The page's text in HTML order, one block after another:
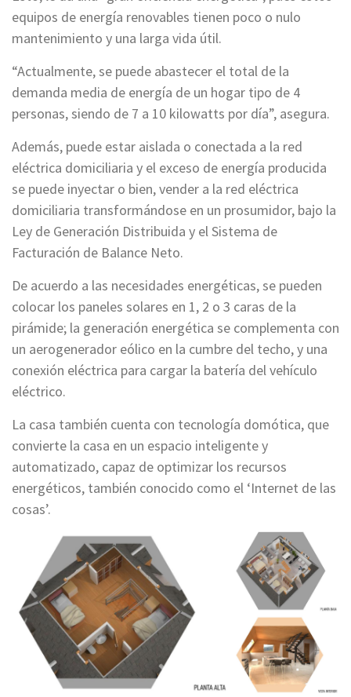
equipos de energía renovables tienen poco o nulo
mantenimiento y una larga vida útil.
“Actualmente, se puede abastecer el total de la
demanda media de energía de un hogar tipo de 4
personas, siendo de 7 a 10 kilowatts por día”, asegura.
Además, puede estar aislada o conectada a la red
eléctrica domiciliaria y el exceso de energía producida
se puede inyectar o bien, vender a la red eléctrica
domiciliaria transformándose en un prosumidor, bajo la
Ley de Generación Distribuida y el Sistema de
Facturación de Balance Neto.
De acuerdo a las necesidades energéticas, se pueden
colocar los paneles solares en 1, 2 o 3 caras de la
pirámide; la generación energética se complementa con
un aerogenerador eólico en la cumbre del techo, y una
conexión eléctrica para cargar la batería del vehículo
eléctrico.
La casa también cuenta con tecnología domótica, que
convierte la casa en un espacio inteligente y
automatizado, capaz de optimizar los recursos
energéticos, también conocido como el ‘Internet de las
cosas’.